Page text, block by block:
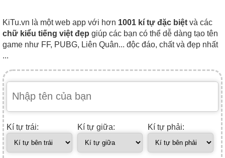
KiTu.vn là một web app với hơn 1001 kí tự đặc biệt và các
chữ kiểu tiếng việt đẹp giúp các bạn có thể dễ dàng tạo tên
game như FF, PUBG, Liên Quân... độc đáo, chất và đẹp nhất
...
Kí tự trái: Kí tự giữa: Kí tự phải: